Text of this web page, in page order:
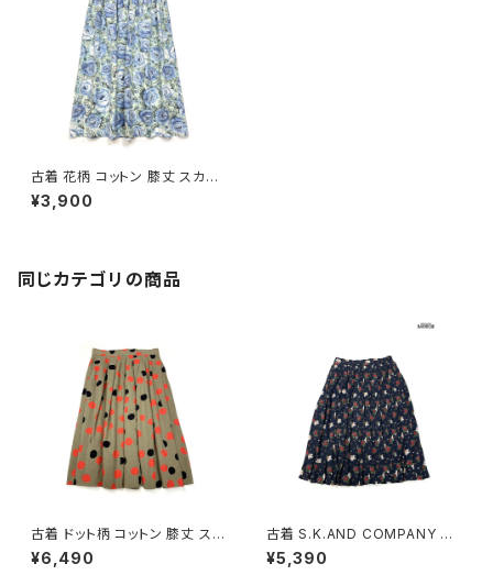
古着 花柄 コットン 膝丈 スカー
ト 青 緑 水色 (btu2408003)
¥3,900
同じカテゴリの商品
古着 ドット柄 コットン 膝丈 スカ
ート 茶 (ba2607006)
¥6,490
古着 S.K.AND COMPANY 花
柄 膝丈 プリーツ スカート 紺 (b
tu2604016)
¥5,390